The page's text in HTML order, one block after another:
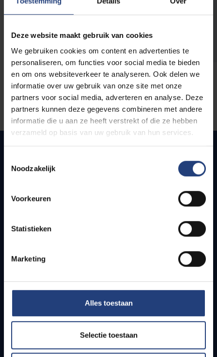
Deze website maakt gebruik van cookies
We gebruiken cookies om content en advertenties te
personaliseren, om functies voor social media te bieden
en om ons websiteverkeer te analyseren. Ook delen we
informatie over uw gebruik van onze site met onze
partners voor social media, adverteren en analyse. Deze
partners kunnen deze gegevens combineren met andere
informatie die u aan ze heeft verstrekt of die ze hebben
verzameld op basis van uw gebruik van hun services.
Noodzakelijk
Voorkeuren
Statistieken
Marketing
Alles toestaan
Selectie toestaan
Snel naar
Bereikbaarheid
Studenten
PhD-studenten
Leerkrachten en secundaire scholen